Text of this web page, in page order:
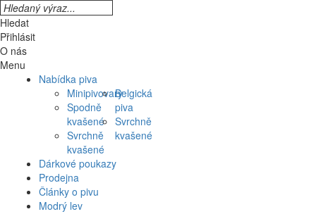
Hledat
Přihlásit
O nás
Menu
Nabídka piva
Minipivovary
Spodně
kvašené
Svrchně
kvašené
Belgická
piva
Svrchně
kvašené
Dárkové poukazy
Prodejna
Články o pivu
Modrý lev